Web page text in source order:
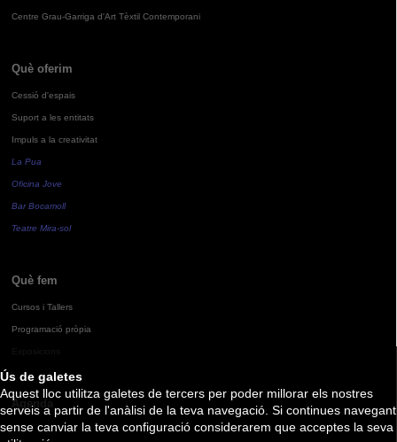
Ús de galetes
Aquest lloc utilitza galetes de tercers per poder millorar els nostres
serveis a partir de l'anàlisi de la teva navegació. Si continues navegant
sense canviar la teva configuració considerarem que acceptes la seva
Centre Grau-Garriga d'Art Tèxtil Contemporani
Què oferim
Cessió d'espais
Suport a les entitats
Impuls a la creativitat
La Pua
Oficina Jove
Bar Bocamoll
Teatre Mira-sol
Què fem
Cursos i Tallers
Programació pròpia
Agenda